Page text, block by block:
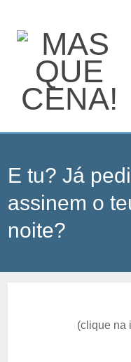
E tu? Já
assinem o
noite?
(clique na